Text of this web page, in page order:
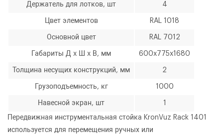
Держатель для лотков, шт 4
Цвет элементов RAL 1018
Основной цвет RAL 7012
Габариты Д x Ш x В, мм 600x775x1680
Толщина несущих конструкций, мм 2
Грузоподъемность, кг 1000
Навесной экран, шт 1
Передвижная инструментальная стойка KronVuz Rack 1401
используется для перемещения ручных или